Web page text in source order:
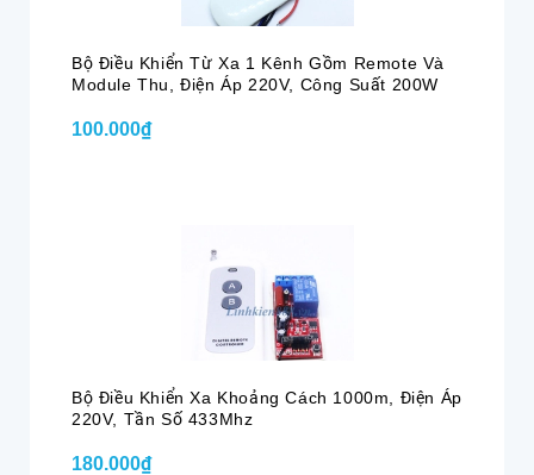
Bộ Điều Khiển Từ Xa 1 Kênh Gồm Remote Và
Module Thu, Điện Áp 220V, Công Suất 200W
100.000₫
Bộ Điều Khiển Xa Khoảng Cách 1000m, Điện Áp
220V, Tần Số 433Mhz
180.000₫